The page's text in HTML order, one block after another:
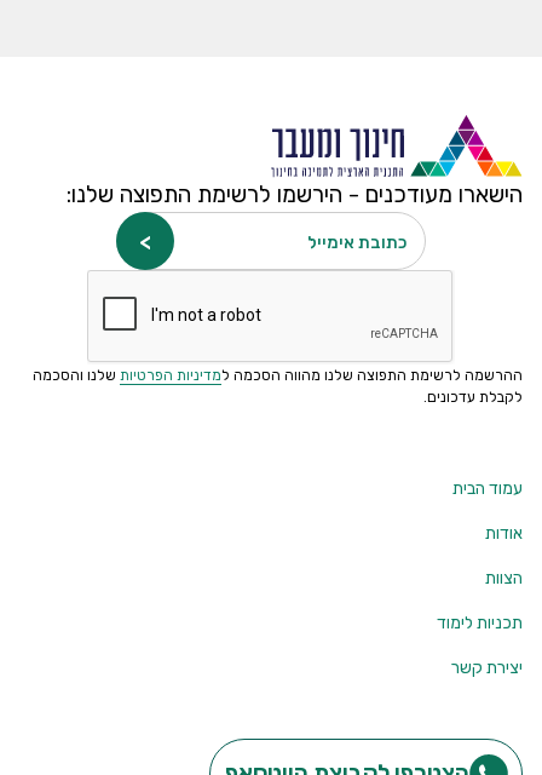
הישארו מעודכנים - הירשמו לרשימת התפוצה שלנו:
כתובת אימייל
ההרשמה לרשימת התפוצה שלנו מהווה הסכמה למדיניות הפרטיות שלנו והסכמה
לקבלת עדכונים.
עמוד הבית
אודות
הצוות
תכניות לימוד
יצירת קשר